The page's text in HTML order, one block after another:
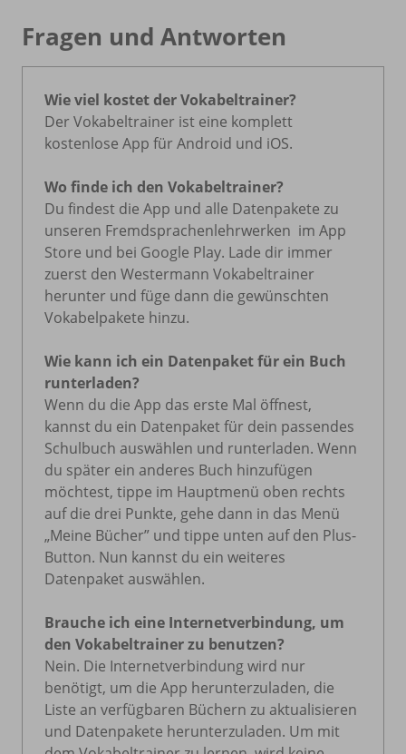
Fragen und Antworten
Wie viel kostet der Vokabeltrainer?
Der Vokabeltrainer ist eine komplett
kostenlose App für Android und iOS.
Wo finde ich den Vokabeltrainer?
Du findest die App und alle Datenpakete zu
unseren Fremdsprachenlehrwerken im App
Store und bei Google Play. Lade dir immer
zuerst den Westermann Vokabeltrainer
herunter und füge dann die gewünschten
Vokabelpakete hinzu.
Wie kann ich ein Datenpaket für ein Buch
runterladen?
Wenn du die App das erste Mal öffnest,
kannst du ein Datenpaket für dein passendes
Schulbuch auswählen und runterladen. Wenn
du später ein anderes Buch hinzufügen
möchtest, tippe im Hauptmenü oben rechts
auf die drei Punkte, gehe dann in das Menü
„Meine Bücher” und tippe unten auf den Plus-
Button. Nun kannst du ein weiteres
Datenpaket auswählen.
Brauche ich eine Internetverbindung, um
den Vokabeltrainer zu benutzen?
Nein. Die Internetverbindung wird nur
benötigt, um die App herunterzuladen, die
Liste an verfügbaren Büchern zu aktualisieren
und Datenpakete herunterzuladen. Um mit